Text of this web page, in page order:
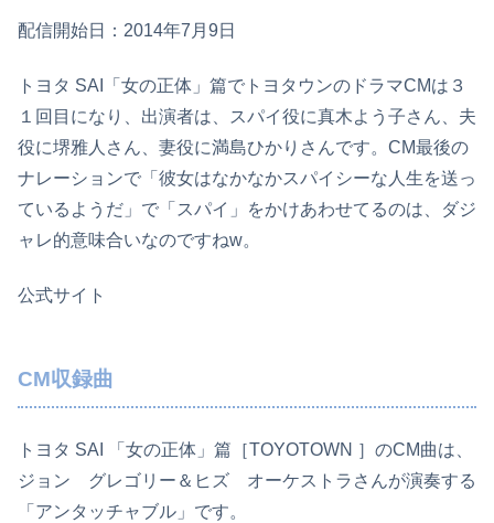
配信開始日：2014年7月9日
トヨタ SAI「女の正体」篇でトヨタウンのドラマCMは３
１回目になり、出演者は、スパイ役に真木よう子さん、夫
役に堺雅人さん、妻役に満島ひかりさんです。CM最後の
ナレーションで「彼女はなかなかスパイシーな人生を送っ
ているようだ」で「スパイ」をかけあわせてるのは、ダジ
ャレ的意味合いなのですねw。
公式サイト
CM収録曲
トヨタ SAI 「女の正体」篇［TOYOTOWN ］のCM曲は、
ジョン グレゴリー＆ヒズ オーケストラさんが演奏する
「アンタッチャブル」です。